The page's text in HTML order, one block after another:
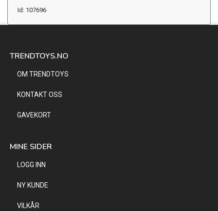
Id: 107696
TRENDTOYS.NO
OM TRENDTOYS
KONTAKT OSS
GAVEKORT
MINE SIDER
LOGG INN
NY KUNDE
VILKÅR